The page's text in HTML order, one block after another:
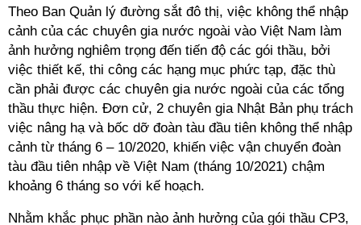
Theo Ban Quản lý đường sắt đô thị, việc không thể nhập
cảnh của các chuyên gia nước ngoài vào Việt Nam làm
ảnh hưởng nghiêm trọng đến tiến độ các gói thầu, bởi
việc thiết kế, thi công các hạng mục phức tạp, đặc thù
cần phải được các chuyên gia nước ngoài của các tổng
thầu thực hiện. Đơn cử, 2 chuyên gia Nhật Bản phụ trách
việc nâng hạ và bốc dỡ đoàn tàu đầu tiên không thể nhập
cảnh từ tháng 6 – 10/2020, khiến việc vận chuyển đoàn
tàu đầu tiên nhập về Việt Nam (tháng 10/2021) chậm
khoảng 6 tháng so với kế hoạch.
Nhằm khắc phục phần nào ảnh hưởng của gói thầu CP3,